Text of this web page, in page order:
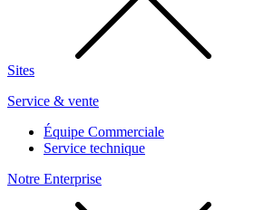
Sites
Service & vente
Équipe Commerciale
Service technique
Notre Enterprise